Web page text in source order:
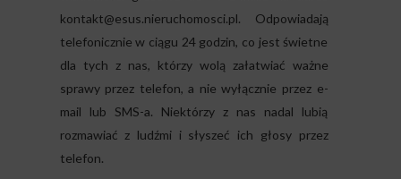
kontakt@esus.nieruchomosci.pl. Odpowiadają
telefonicznie w ciągu 24 godzin, co jest świetne
dla tych z nas, którzy wolą załatwiać ważne
sprawy przez telefon, a nie wyłącznie przez e-
mail lub SMS-a. Niektórzy z nas nadal lubią
rozmawiać z ludźmi i słyszeć ich głosy przez
telefon.